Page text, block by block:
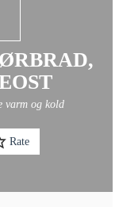
varm og kold
Rate